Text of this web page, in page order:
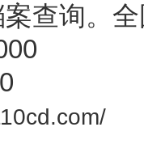
查询。